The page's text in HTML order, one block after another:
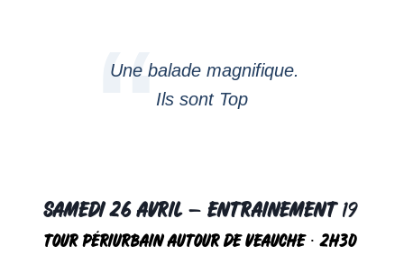
Une balade magnifique.
Ils sont Top
samedi 26 avril– Entrainement19
Tour périurbain autour de Veauche·2h30